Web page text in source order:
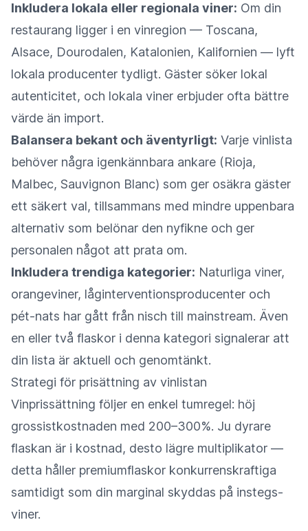
Inkludera lokala eller regionala viner: Om din
restaurang ligger i en vinregion — Toscana,
Alsace, Dourodalen, Katalonien, Kalifornien — lyft
lokala producenter tydligt. Gäster söker lokal
autenticitet, och lokala viner erbjuder ofta bättre
värde än import.
Balansera bekant och äventyrligt: Varje vinlista
behöver några igenkännbara ankare (Rioja,
Malbec, Sauvignon Blanc) som ger osäkra gäster
ett säkert val, tillsammans med mindre uppenbara
alternativ som belönar den nyfikne och ger
personalen något att prata om.
Inkludera trendiga kategorier: Naturliga viner,
orangeviner, låginterventionsproducenter och
pét-nats har gått från nisch till mainstream. Även
en eller två flaskor i denna kategori signalerar att
din lista är aktuell och genomtänkt.
Strategi för prisättning av vinlistan
Vinprissättning följer en enkel tumregel: höj
grossistkostnaden med 200–300%. Ju dyrare
flaskan är i kostnad, desto lägre multiplikator —
detta håller premiumflaskor konkurrenskraftiga
samtidigt som din marginal skyddas på instegs-
viner.